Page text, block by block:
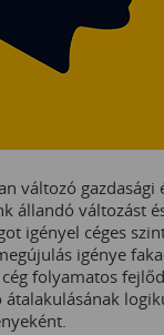
változó gazdasági
állandó változást
igényel céges
igénye
folyamatos
átalakulásának